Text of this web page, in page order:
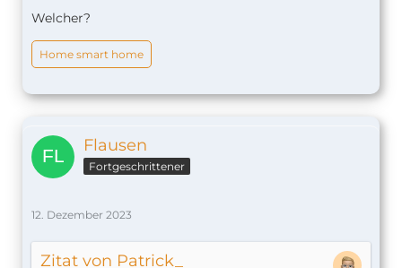
Welcher?
Home smart home
Flausen
Fortgeschrittener
12. Dezember 2023
Zitat von Patrick_